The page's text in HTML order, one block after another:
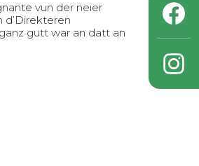
vun der neier
d’Direkteren
gutt war an datt an